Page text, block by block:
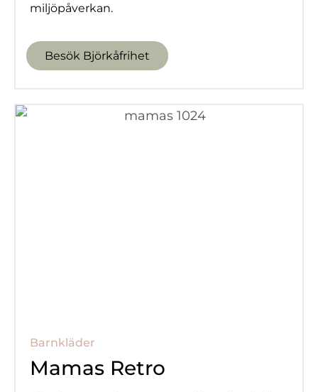
miljöpåverkan.
Besök Björkåfrihet
Barnkläder
Mamas Retro